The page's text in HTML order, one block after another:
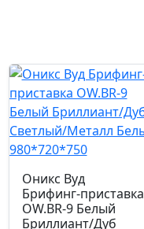
Оникс Вуд
Брифинг-приставка
OW.BR-9 Белый
Бриллиант/Дуб